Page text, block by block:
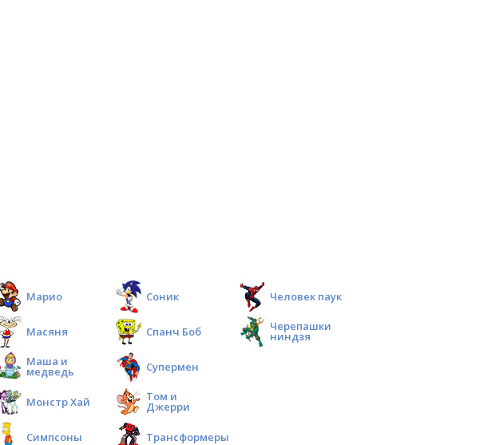
Марио
Масяня
Маша и
медведь
Монстр Хай
Симпсоны
Соник
Спанч Боб
Супермен
Том и
Джерри
Трансформеры
Человек паук
Черепашки
ниндзя